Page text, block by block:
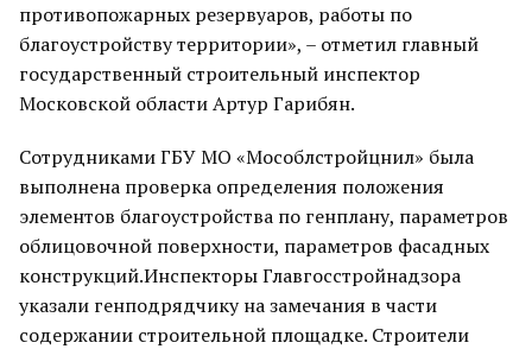
противопожарных резервуаров, работы по
благоустройству территории», – отметил главный
государственный строительный инспектор
Московской области Артур Гарибян.
Сотрудниками ГБУ МО «Мособлстройцнил» была
выполнена проверка определения положения
элементов благоустройства по генплану, параметров
облицовочной поверхности, параметров фасадных
конструкций.Инспекторы Главгосстройнадзора
указали генподрядчику на замечания в части
содержании строительной площадке. Строители